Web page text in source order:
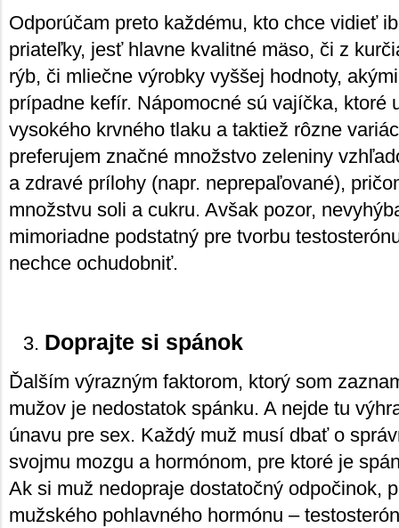
Odporúčam preto každému, kto chce vidieť
priateľky, jesť hlavne kvalitné mäso, či z
rýb, či mliečne výrobky vyššej hodnoty,
prípadne kefír. Nápomocné sú vajíčka, ktoré
vysokého krvného tlaku a taktiež rôzne
preferujem značné množstvo zeleniny
a zdravé prílohy (napr. neprepaľované),
množstvu soli a cukru. Avšak pozor,
mimoriadne podstatný pre tvorbu
nechce ochudobniť.
Doprajte si spánok
Ďalším výrazným faktorom, ktorý som
mužov je nedostatok spánku. A nejde tu
únavu pre sex. Každý muž musí dbať o
svojmu mozgu a hormónom, pre ktoré je
Ak si muž nedopraje dostatočný odpočinok,
mužského pohlavného hormónu –